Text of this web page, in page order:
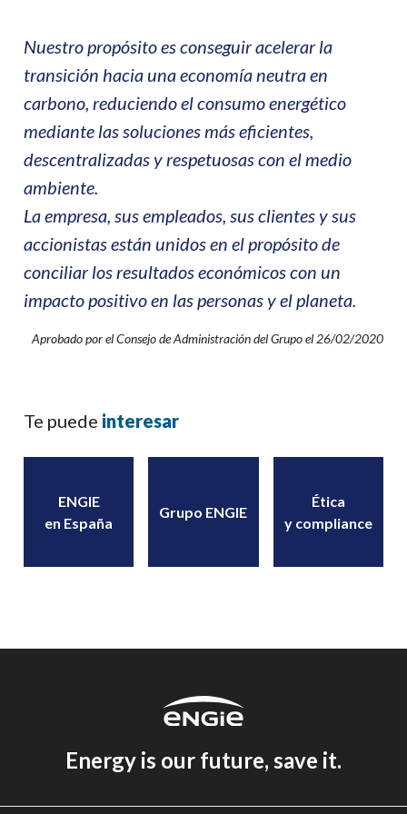
Nuestro propósito es conseguir acelerar la
transición hacia una economía neutra en
carbono, reduciendo el consumo energético
mediante las soluciones más eficientes,
descentralizadas y respetuosas con el medio
ambiente.
La empresa, sus empleados, sus clientes y sus
accionistas están unidos en el propósito de
conciliar los resultados económicos con un
impacto positivo en las personas y el planeta.
Aprobado por el Consejo de Administración del Grupo el 26/02/2020
Te puede interesar
ENGIE
en España
Grupo ENGIE
Ética
y compliance
Energy is our future, save it.